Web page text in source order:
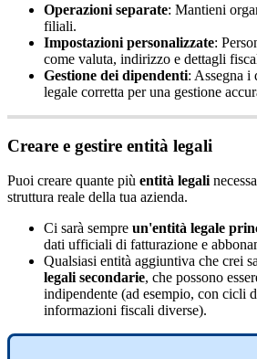
Operazioni separate: Mantieni
filiali.
Impostazioni personalizzate:
come valuta, indirizzo e dettagli
Gestione dei dipendenti: Assegna i
legale corretta per una gestione
Creare e gestire entità legali
Puoi creare quante più entità legali
struttura reale della tua azienda.
Ci sarà sempre un'entità legale
dati ufficiali di fatturazione e
Qualsiasi entità aggiuntiva che crei
legali secondarie, che possono
indipendente (ad esempio, con cicli
informazioni fiscali diverse).